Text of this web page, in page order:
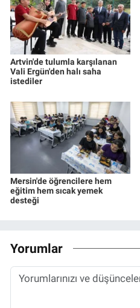
Artvin'de tulumla karşılanan
Vali Ergün'den halı saha
istediler
Mersin'de öğrencilere hem
eğitim hem sıcak yemek
desteği
Yorumlar